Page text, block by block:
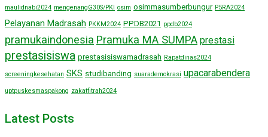
maulidnabi2024 mengenangG30S/PKI osim osimmasumberbungur P5RA2024
Pelayanan Madrasah PKKM2024 PPDB2021 ppdb2024
pramukaindonesia Pramuka MA SUMPA prestasi
prestasisiswa prestasisiswamadrasah Rapatdinas2024
screeningkesehatan SKS studibanding suarademokrasi upacarabendera
uptpuskesmaspakong zakatfitrah2024
Latest Posts